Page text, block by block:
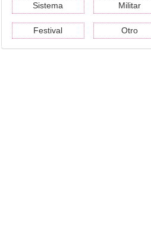
Sistema Militar
Festival Otro